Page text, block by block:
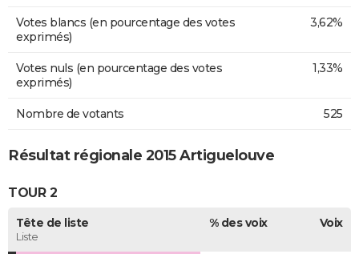
Votes blancs (en pourcentage des votes
exprimés)
3,62%
Votes nuls (en pourcentage des votes
exprimés)
1,33%
Nombre de votants 525
Résultat régionale 2015 Artiguelouve
TOUR 2
Tête de liste
Liste
% des voix Voix